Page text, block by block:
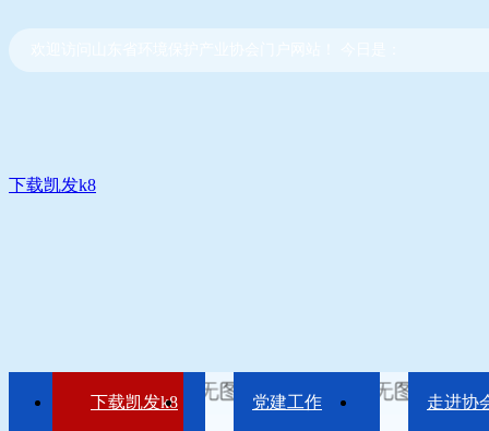
下载凯发k8
下载凯发k8 党建工作 走进协